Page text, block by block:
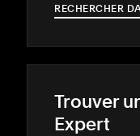
RECHERCHER
Trouver
Expert